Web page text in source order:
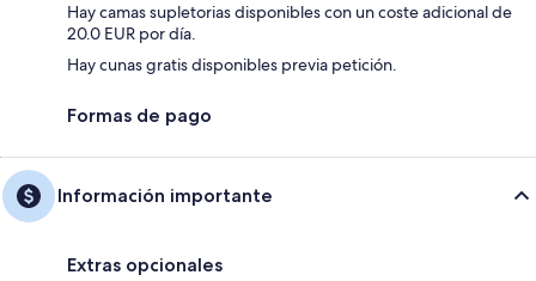
Hay camas supletorias disponibles con un coste adicional de
20.0 EUR por día.
Hay cunas gratis disponibles previa petición.
Formas de pago
Información importante
Extras opcionales